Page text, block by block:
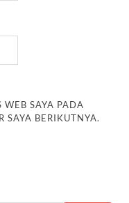
SAYA PADA
SAYA BERIKUTNYA.